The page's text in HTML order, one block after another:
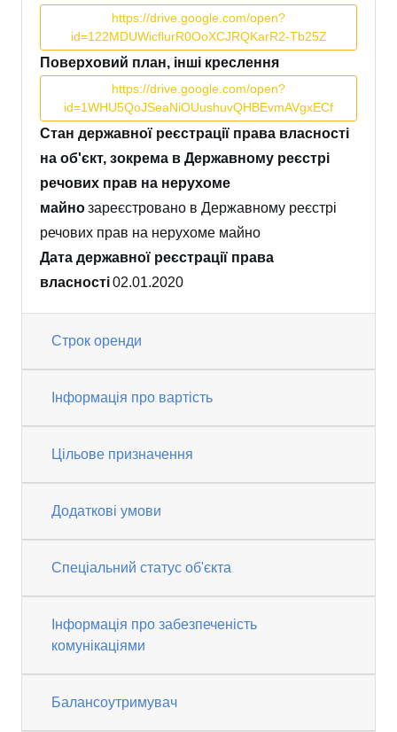
https://drive.google.com/open?
id=122MDUWicflurR0OoXCJRQKarR2-Tb25Z
Поверховий план, інші креслення
https://drive.google.com/open?
id=1WHU5QoJSeaNiOUushuvQHBEvmAVgxECf
Стан державної реєстрації права власності
на об'єкт, зокрема в Державному реєстрі
речових прав на нерухоме
майнозареєстровано в Державному реєстрі
речових прав на нерухоме майно
Дата державної реєстрації права
власності02.01.2020
Строк оренди
Інформація про вартість
Цільове призначення
Додаткові умови
Спеціальний статус об'єкта
Інформація про забезпеченість
комунікаціями
Балансоутримувач